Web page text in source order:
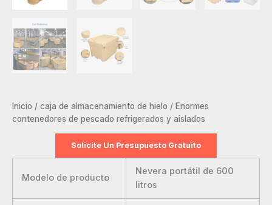
Inicio / caja de almacenamiento de hielo / Enormes
contenedores de pescado refrigerados y aislados
Solicite Un Presupuesto Gratuito
Modelo de producto
Nevera portátil de 600
litros